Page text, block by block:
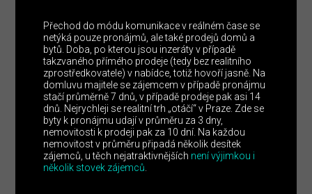
Přechod do módu komunikace v reálném čase se
netýká pouze pronájmů, ale také prodejů domů a
bytů. Doba, po kterou jsou inzeráty v případě
takzvaného přímého prodeje (tedy bez realitního
zprostředkovatele) v nabídce, totiž hovoří jasně. Na
domluvu majitele se zájemcem v případě pronájmu
stačí průměrně 7 dnů, v případě prodeje pak asi 14
dnů. Nejrychleji se realitní trh „otáčí“ v Praze. Zde se
byty k pronájmu udají v průměru za 3 dny,
nemovitosti k prodeji pak za 10 dní. Na každou
nemovitost v průměru připadá několik desítek
zájemců, u těch nejatraktivnějších není výjimkou i
několik stovek zájemců